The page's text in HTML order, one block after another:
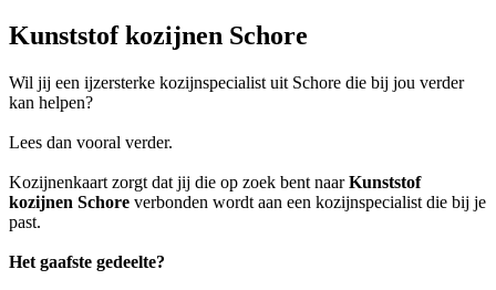
Kunststof kozijnen Schore
Wil jij een ijzersterke kozijnspecialist uit Schore die bij jou verder
kan helpen?
Lees dan vooral verder.
Kozijnenkaart zorgt dat jij die op zoek bent naarKunststof
kozijnen Schore verbonden wordt aan een kozijnspecialist die bij je
past.
Het gaafste gedeelte?